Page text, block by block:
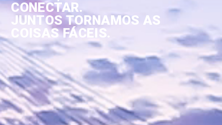
CONECTAR.
JUNTOS TORNAMOS AS
COISAS FÁCEIS.